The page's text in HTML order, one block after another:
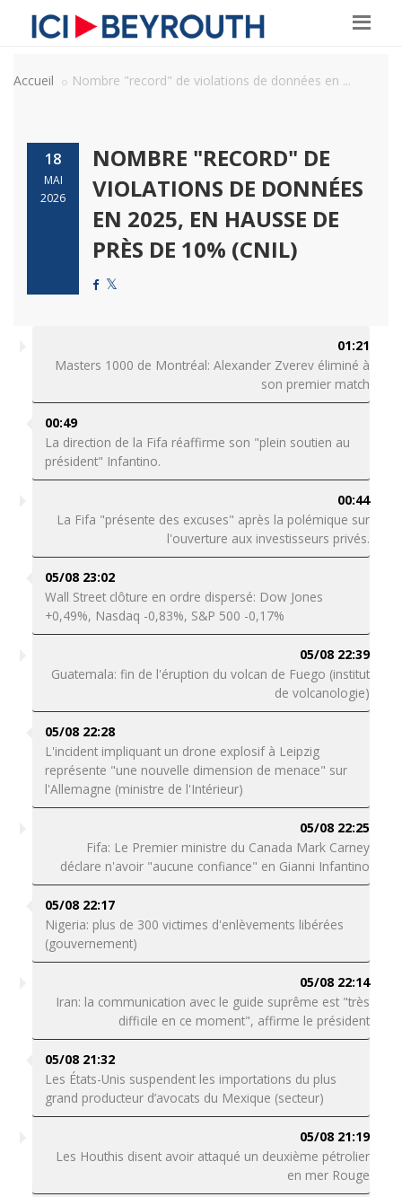
Accueil Nombre "record" de violations de données en ...
18
MAI
2026
NOMBRE "RECORD" DE
VIOLATIONS DE DONNÉES
EN 2025, EN HAUSSE DE
PRÈS DE 10% (CNIL)
01:21
Masters 1000 de Montréal: Alexander Zverev éliminé à
son premier match
00:49
La direction de la Fifa réaffirme son "plein soutien au
président" Infantino.
00:44
La Fifa "présente des excuses" après la polémique sur
l'ouverture aux investisseurs privés.
05/08 23:02
Wall Street clôture en ordre dispersé: Dow Jones
+0,49%, Nasdaq -0,83%, S&P 500 -0,17%
05/08 22:39
Guatemala: fin de l'éruption du volcan de Fuego (institut
de volcanologie)
05/08 22:28
L'incident impliquant un drone explosif à Leipzig
représente "une nouvelle dimension de menace" sur
l'Allemagne (ministre de l'Intérieur)
05/08 22:25
Fifa: Le Premier ministre du Canada Mark Carney
déclare n'avoir "aucune confiance" en Gianni Infantino
05/08 22:17
Nigeria: plus de 300 victimes d'enlèvements libérées
(gouvernement)
05/08 22:14
Iran: la communication avec le guide suprême est "très
difficile en ce moment", affirme le président
05/08 21:32
Les États-Unis suspendent les importations du plus
grand producteur d’avocats du Mexique (secteur)
05/08 21:19
Les Houthis disent avoir attaqué un deuxième pétrolier
en mer Rouge